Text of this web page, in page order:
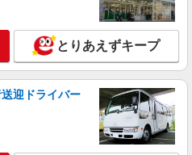
とりあえずキープ
迎ドライバー